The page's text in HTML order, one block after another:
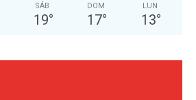
SÁB
19°
DOM
17°
LUN
13°